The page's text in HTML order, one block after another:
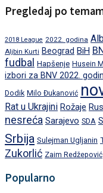
Pregledaj po
2018 League 2022. godina
Aljbin Kurti Beograd BiH
fudbal Hapšenje Husein
izbori za BNV 2022.
Dodik Milo Đukanović
Rat u Ukrajini Rožaje
nesreća Sarajevo SDA
Srbija Sulejman Ugljanin
Zukorlić Zaim Redžepović
Popularno